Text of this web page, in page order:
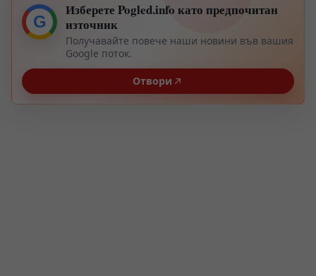
G
Изберете Pogled.info като предпочитан
източник
Получавайте повече наши новини във вашия
Google поток.
Отвори